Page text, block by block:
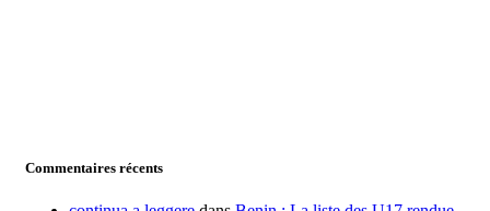
Commentaires récents